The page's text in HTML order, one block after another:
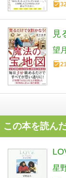
見
望
この本を読ん
星